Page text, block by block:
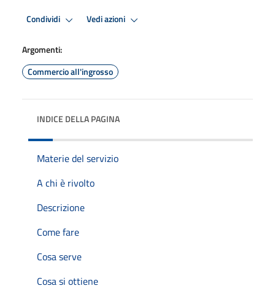
Condividi Vedi azioni
Argomenti:
Commercio all'ingrosso
INDICE DELLA PAGINA
Materie del servizio
A chi è rivolto
Descrizione
Come fare
Cosa serve
Cosa si ottiene